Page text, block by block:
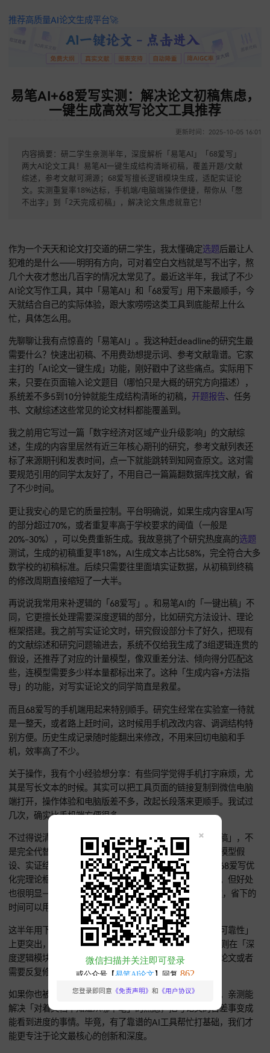
推荐高质量AI论文生成平台🚀
易笔AI+68爱写实测：解决论文初稿焦
内容摘要：研二学生亲测半年，深度解析「易笔AI」「68爱写」
两大AI论文工具！易笔AI一键生成结构清晰初稿，覆盖开题/文献
综述，参考文献可溯源；68爱写擅长逻辑模块生成，适配实证论
作为一个天天和论文打交道的研二学生，我太懂确定选题后最
犯难的是什么——明明有方向，可对着空白文档就是写不出字
几个大夜才憋出几百字的情况太常见了。最近这半年，我试了
AI论文写作工具，其中「易笔AI」和「68爱写」用下来最顺手
天就结合自己的实际体验，跟大家唠唠这类工具到底能帮上什
忙，具体怎么用。
先聊聊让我有点惊喜的「易笔AI」。我这种赶deadline的研究
需要什么？快速出初稿、不用费劲想提示词、参考文献靠谱。
主打的「AI论文一键生成」功能，刚好戳中了这些痛点。实际
来，只要在页面输入论文题目（哪怕只是大概的研究方向描述
系统差不多5到10分钟就能生成结构清晰的初稿，开题报告、
书、文献综述这些常见的论文材料都能覆盖到。
我之前用它写过一篇「数字经济对区域产业升级影响」的文献
标了来源期刊和发表时间，点一下就能跳转到知网查原文。这
要规范引用的同学太友好了，不用自己一篇篇翻数据库找文献
了不少时间。
更让我安心的是它的质量控制。平台明确说，如果生成内容里
的部分超过70%，或者重复率高于学校要求的阈值（一般是
20%-30%），可以免费重新生成。我故意挑了个研究热度高的
测试，生成的初稿重复率18%，AI生成文本占比58%，完全符
数学校的初稿标准。后续只需要往里面填实证数据，从初稿到
的修改周期直接缩短了一大半。
再说说我常用来补逻辑的「68爱写」。和易笔AI的「一键出稿
同，它更擅长处理需要深度逻辑的部分，比如研究方法设计、
的文献综述和研究问题输进去，系统不仅给我生成了3组逻辑
假设，还推荐了对应的计量模型，像双重差分法、倾向得分匹
些，连模型需要多少样本量都标出来了。这种「生成内容+方
而且68爱写的手机端用起来特别顺手。研究生经常在实验室一
是一整天，或者路上赶时间，这时候用手机改改内容、调调结
别方便。历史生成记录随时能翻出来修改，不用来回切电脑和
机，效率高了不少。
关于操作，我有个小经验想分享：有些同学觉得手机打字麻烦
其是写长文本的时候。其实可以把工具页面的链接复制到微信
端打开，操作体验和电脑版差不多，改起长段落来更顺手。我
几次，确实比手机端方便很多。
不过得说清楚，AI论文写作工具是帮我们「生成高质量初稿」
是完全代替人工。就算用易笔AI生成了结构完整的初稿，模型
设、实证结果这些关键部分还是得用自己的数据验证；用68爱
化完理论框架，也得加具体案例或最新文献让论证更扎实。但
也很明显——以前写初稿得花1-2周，现在1-2天就能搞定，省
时间可以用来挖论文的创新点，提升学术深度。
这半年用下来，易笔AI在「一键生成效率」和「参考文献可靠